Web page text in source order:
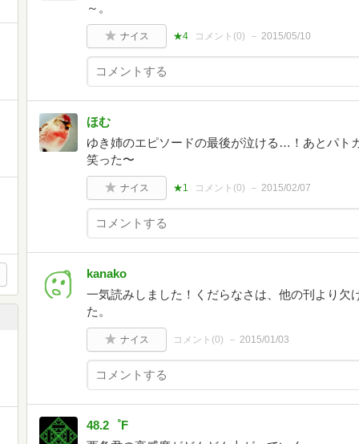
～。
ナイス ★4 コメント(0) 2015/05/10
ほむ
ゆき姉のエピソードの最後が泣ける…！あとパト
笑った〜
ナイス ★1 コメント(0) 2015/02/07
kanako
一気読みしました！くだらなさは、他の刊より欠
た。
ナイス コメント(0) 2015/01/03
48.2゜F